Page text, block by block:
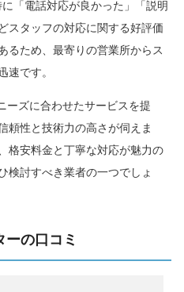
「電話対応が良かった」「説明
スタッフの対応に関する好評価
るため、最寄りの営業所からス
速です。
ーズに合わせたサービスを提
頼性と技術力の高さが伺えま
格安料金と丁寧な対応が魅力の
検討すべき業者の一つでしょ
の口コミ